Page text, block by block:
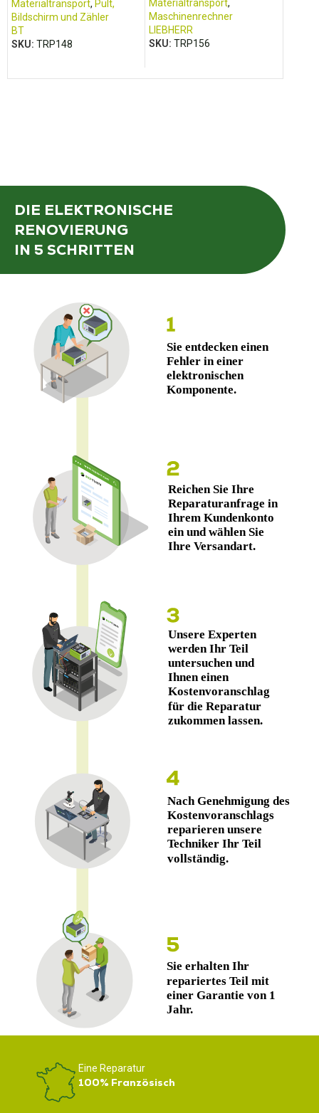
Materialtransport, Pult,
Bildschirm und Zähler
BT
SKU: TRP148
Materialtransport,
Maschinenrechner
LIEBHERR
SKU: TRP156
DIE ELEKTRONISCHE
RENOVIERUNG
IN 5 SCHRITTEN
Eine Reparatur
100% Französisch